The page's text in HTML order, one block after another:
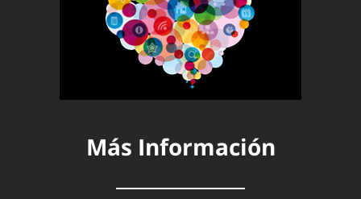
Más Información